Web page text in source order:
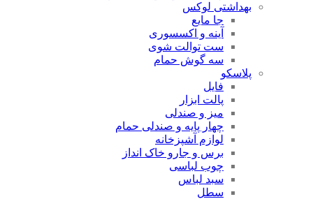
بهداشتی لوکس
جا مایع
آینه و اکسسوری
ست توالت شوی
سه گوش حمام
پلاسکو
فایل
پالت ابزار
میز و صندلی
چهار پایه و صندلی حمام
لوازم آشپزخانه
برس و جارو خاک انداز
چوب لباسی
سبد لباس
سطل